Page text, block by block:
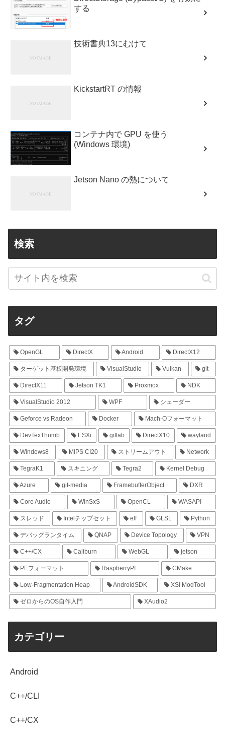
する
技術書典13にむけて
KickstartRT の情報
コンテナ内で GPU を使う
(Windows 環境)
Jetson Nano の熱について
検索
タグ
OpenGL DirectX Android DirectX12
ターゲット基板開発環境 VisualStudio Vulkan git
DirectX11 Jetson TK1 Proxmox NDK
VisualStudio 2012 WPF シェーダー
Geforce vs Radeon Docker Mach-Oフォーマット
DevTexThumb ESXi gitlab DirectX10 wayland
Windows8 MIPS CI20 ストリームアウト Network
TegraK1 スキニング Tegra2 Kernel Debug
Azure git-media FramebufferObject DXR
Core Audio WinSxS OpenCL WASAPI
スレッド Intelチップセット elf GLSL Python
デバッグランタイム QNAP Device Topology VPN
C++/CX Caliburn WebGL jetson
PEフォーマット RaspberryPI CMake
Low-Fragmentation Heap AndroidSDK XSI ModTool
ゼロからのOS自作入門 XAudio2
カテゴリー
Android
C++/CLI
C++/CX